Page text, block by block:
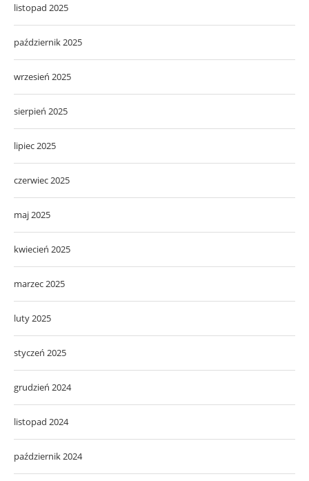
listopad 2025
październik 2025
wrzesień 2025
sierpień 2025
lipiec 2025
czerwiec 2025
maj 2025
kwiecień 2025
marzec 2025
luty 2025
styczeń 2025
grudzień 2024
listopad 2024
październik 2024